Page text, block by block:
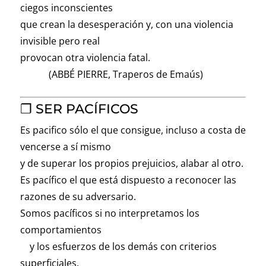
ciegos inconscientes
que crean la desesperación y, con una violencia
invisible pero real
provocan otra violencia fatal.
(ABBÉ PIERRE, Traperos de Emaús)
❐ SER PACÍFICOS
Es pacifico sólo el que consigue, incluso a costa de
vencerse a sí mismo
y de superar los propios prejuicios, alabar al otro.
Es pacífico el que está dispuesto a reconocer las
razones de su adversario.
Somos pacíficos si no interpretamos los
comportamientos
y los esfuerzos de los demás con criterios
superficiales.